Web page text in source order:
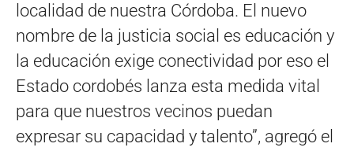
localidad de nuestra Córdoba. El nuevo
nombre de la justicia social es educación y
la educación exige conectividad por eso el
Estado cordobés lanza esta medida vital
para que nuestros vecinos puedan
expresar su capacidad y talento”, agregó el